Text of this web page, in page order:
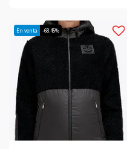
En venta -68.45%